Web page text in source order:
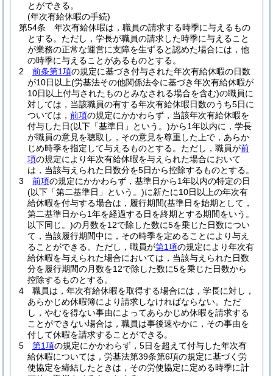
とができる。
(年次有給休暇の手続)
第54条
年次有給休暇は，職員の請求する時季に与えるもの
とする。 ただし，学長が職員の請求した時季に与えること
が業務の正常な運営に支障を生ずると認めた場合には，他
の時季に与えることがあるものとする。
2
前条第1項の規定に基づき付与された年次有給休暇の日数
が10日以上(労基法その他関係法令に基づき年次有給休暇が
10日以上付与されたものとみなされる場合を含む)の職員に
対しては，当該職員の有する年次有給休暇日数のうち5日に
ついては， 前項の規定にかかわらず，当該年次有給休暇を
付与した日(以下「基準日」という。)から1年以内に，学長
が職員の意見を聴取し，その意見を尊重した上で，あらか
じめ時季を指定して与えるものとする。 ただし，職員が前
項の規定により年次有給休暇を与えられた場合において
は，当該与えられた日数分を5日から控除するものとする。
3
前項の規定にかかわらず，基準日から1年以内の特定の日
(以下「第二基準日」という。)に新たに10日以上の年次有
給休暇を付与する場合は，履行期間(基準日を始期として，
第二基準日から1年を経過する日を終期とする期間をいう。
以下同じ。)の月数を12で除した数に5を乗じた日数につい
て，当該履行期間中に，その時季を定めることにより与え
ることができる。 ただし，職員が第1項の規定により年次有
給休暇を与えられた場合においては，当該与えられた日数
分を履行期間の月数を12で除した数に5を乗じた日数から
控除するものとする。
4
職員は，年次有給休暇を取得する場合には，学長に対し，
あらかじめ休暇簿により請求しなければならない。 ただ
し，やむを得ない事由によってあらかじめ休暇を請求する
ことができない場合は，職員は事後速やかに，その事由を
付して休暇を請求することができる。
5
第1項の規定にかかわらず，5日を超えて付与した年次有
給休暇については，労基法第39条第6項の規定に基づく労
使協定を締結したときは，その労使協定に定める時季に計